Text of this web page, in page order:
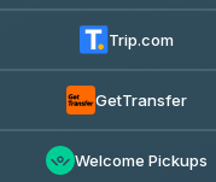
฿
฿
Service ฿
T Travel ฿
Trip.com
GetTransfer
Welcome Pickups